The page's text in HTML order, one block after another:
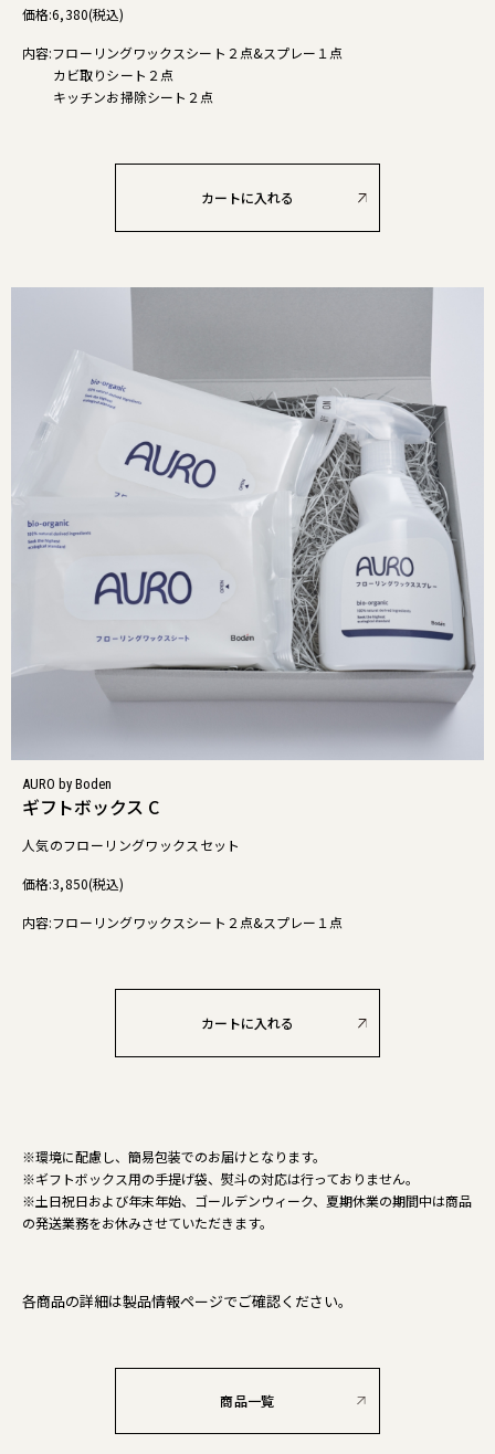
価格:6,380(税込)
内容:フローリングワックスシート２点&スプレー１点
カビ取りシート２点
キッチンお掃除シート２点
AURO by Boden
ギフトボックス C
人気のフローリングワックスセット
価格:3,850(税込)
内容:フローリングワックスシート２点&スプレー１点
※環境に配慮し、簡易包装でのお届けとなります。
※ギフトボックス用の手提げ袋、熨斗の対応は行っておりません。
※土日祝日および年末年始、ゴールデンウィーク、夏期休業の期間中は商品
の発送業務をお休みさせていただきます。
各商品の詳細は製品情報ページでご確認ください。
商品一覧